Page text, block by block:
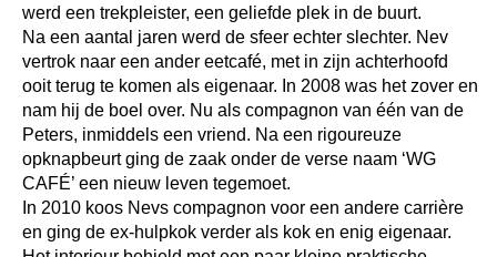
werd een trekpleister, een geliefde plek in de buurt.
Na een aantal jaren werd de sfeer echter slechter. Nev
vertrok naar een ander eetcafé, met in zijn achterhoofd
ooit terug te komen als eigenaar. In 2008 was het zover en
nam hij de boel over. Nu als compagnon van één van de
Peters, inmiddels een vriend. Na een rigoureuze
opknapbeurt ging de zaak onder de verse naam ‘WG
CAFÉ’ een nieuw leven tegemoet.
In 2010 koos Nevs compagnon voor een andere carrière
en ging de ex-hulpkok verder als kok en enig eigenaar.